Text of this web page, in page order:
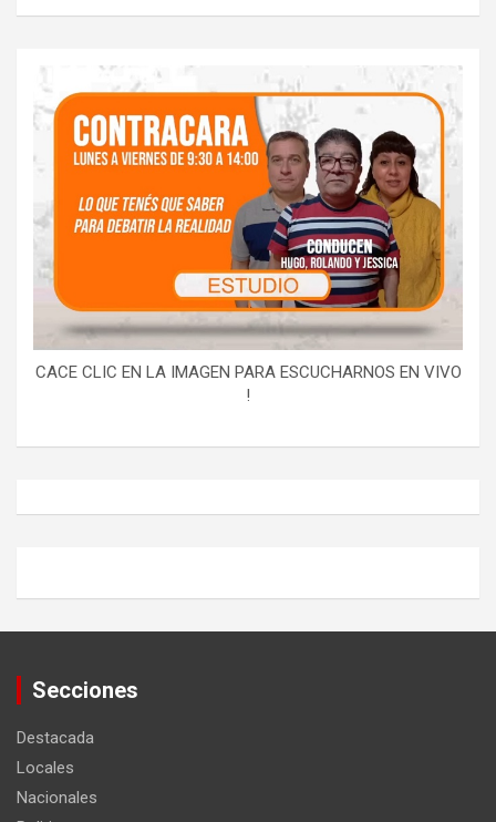
CACE CLIC EN LA IMAGEN PARA ESCUCHARNOS EN VIVO
!
Secciones
Destacada
Locales
Nacionales